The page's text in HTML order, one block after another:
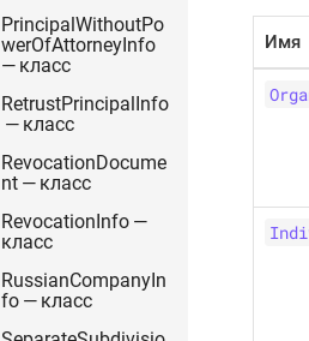
PrincipalWithoutPo
werOfAttorneyInfo
— класс
RetrustPrincipalInfo
— класс
RevocationDocume
nt — класс
RevocationInfo —
класс
RussianCompanyIn
fo — класс
Имя